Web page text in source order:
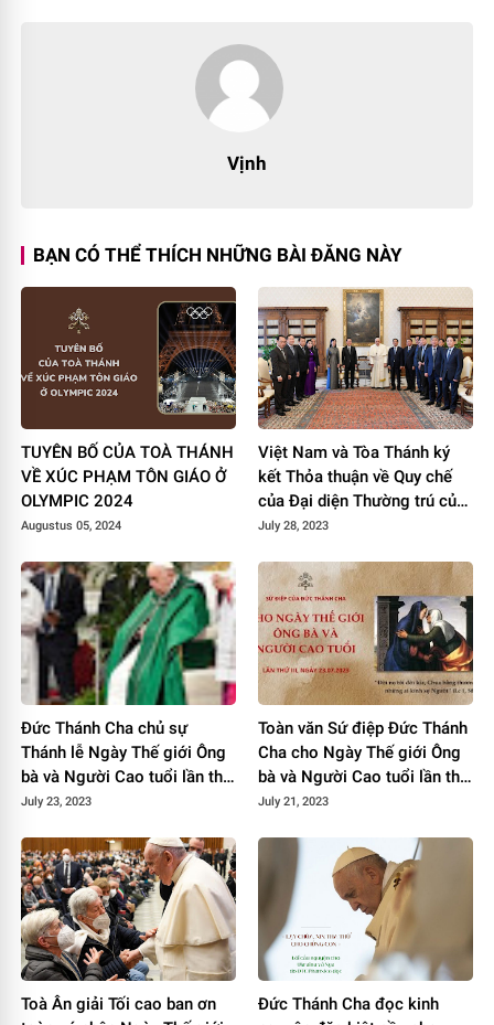
Vịnh
BẠN CÓ THỂ THÍCH NHỮNG BÀI ĐĂNG NÀY
TUYÊN BỐ CỦA TOÀ THÁNH
VỀ XÚC PHẠM TÔN GIÁO Ở
OLYMPIC 2024
Augustus 05, 2024
Việt Nam và Tòa Thánh ký
kết Thỏa thuận về Quy chế
của Đại diện Thường trú của
Tòa Thánh tại Việt Nam
July 28, 2023
Đức Thánh Cha chủ sự
Thánh lễ Ngày Thế giới Ông
bà và Người Cao tuổi lần thứ
3
July 23, 2023
Toàn văn Sứ điệp Đức Thánh
Cha cho Ngày Thế giới Ông
bà và Người Cao tuổi lần thứ
III năm 2023
July 21, 2023
Toà Ân giải Tối cao ban ơn
Đức Thánh Cha đọc kinh